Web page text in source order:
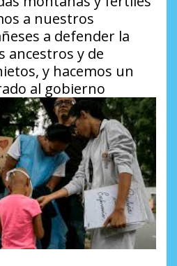
a nuestros
a defender la
ancestros y de
y hacemos un
al gobierno